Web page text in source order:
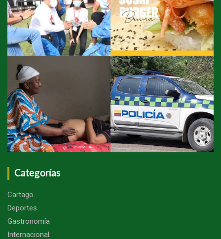
Categorías
Cartago
Deportes
Gastronomía
Internacional